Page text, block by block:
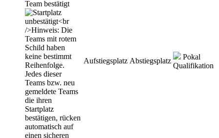
Aufstiegsplatz Abstiegsplatz
Pokal
Qualifikation